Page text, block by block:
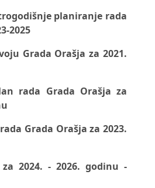
planiranje rada
2025
Grada Orašja za 2021.
rada Grada Orašja za
Grada Orašja za 2023.
2024. - 2026. godinu -